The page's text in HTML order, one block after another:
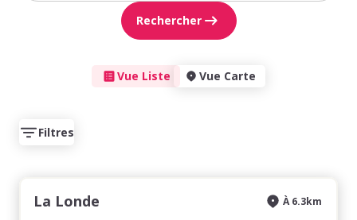
Rechercher
Vue Liste Vue Carte
Filtres
La Londe
À 6.3km